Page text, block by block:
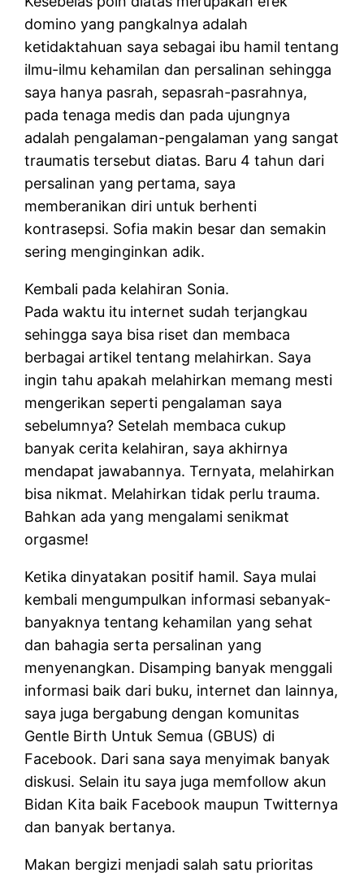
domino yang pangkalnya adalah
ketidaktahuan saya sebagai ibu hamil tentang
ilmu-ilmu kehamilan dan persalinan sehingga
saya hanya pasrah, sepasrah-pasrahnya,
pada tenaga medis dan pada ujungnya
adalah pengalaman-pengalaman yang sangat
traumatis tersebut diatas. Baru 4 tahun dari
persalinan yang pertama, saya
memberanikan diri untuk berhenti
kontrasepsi. Sofia makin besar dan semakin
sering menginginkan adik.
Kembali pada kelahiran Sonia.
Pada waktu itu internet sudah terjangkau
sehingga saya bisa riset dan membaca
berbagai artikel tentang melahirkan. Saya
ingin tahu apakah melahirkan memang mesti
mengerikan seperti pengalaman saya
sebelumnya? Setelah membaca cukup
banyak cerita kelahiran, saya akhirnya
mendapat jawabannya. Ternyata, melahirkan
bisa nikmat. Melahirkan tidak perlu trauma.
Bahkan ada yang mengalami senikmat
orgasme!
Ketika dinyatakan positif hamil. Saya mulai
kembali mengumpulkan informasi sebanyak-
banyaknya tentang kehamilan yang sehat
dan bahagia serta persalinan yang
menyenangkan. Disamping banyak menggali
informasi baik dari buku, internet dan lainnya,
saya juga bergabung dengan komunitas
Gentle Birth Untuk Semua (GBUS) di
Facebook. Dari sana saya menyimak banyak
diskusi. Selain itu saya juga memfollow akun
Bidan Kita baik Facebook maupun Twitternya
dan banyak bertanya.
Makan bergizi menjadi salah satu prioritas